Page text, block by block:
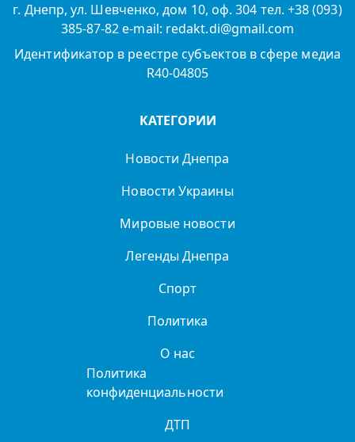
г. Днепр, ул. Шевченко, дом 10, оф. 304 тел. +38 (093)
385-87-82 e-mail: redakt.di@gmail.com
Идентификатор в реестре субъектов в сфере медиа
R40-04805
КАТЕГОРИИ
Новости Днепра
Новости Украины
Мировые новости
Легенды Днепра
Спорт
Политика
О нас
Политика
конфиденциальности
ДТП